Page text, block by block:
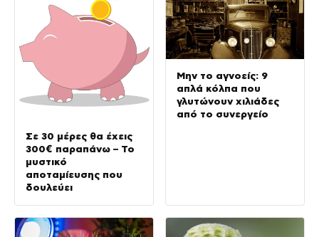
Σε 30 μέρες θα έχεις
300€ παραπάνω – Το
μυστικό
αποταμίευσης που
δουλεύει
Μην το αγνοείς: 9
απλά κόλπα που
γλυτώνουν χιλιάδες
από το συνεργείο